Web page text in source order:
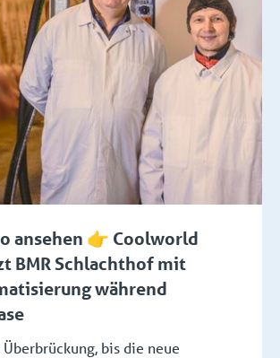
ansehen 👉 Coolworld
BMR Schlachthof mit
während
bis die neue